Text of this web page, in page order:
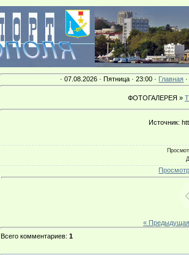
· 07.08.2026 · Пятница · 23:00 · Главная ·
ФОТОГАЛЕРЕЯ »
Источник:
« Предыдущая
Всего комментариев:1